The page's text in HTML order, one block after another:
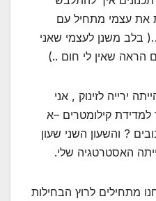
את עצמי מתחיל עם
בלב משנן לעצמי שאני
הראה שאין לי חום ..)
ירייה לזינוק , אני
קילומטרים –א
? והשעון השני שעון
האסטרטגיה שלי.
מתחילים לרוץ הבחילות